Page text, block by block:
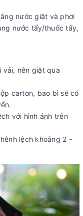
nước giặt và phơi
nước tẩy/thuốc tẩy,
vải, nên giặt qua
carton, bao bì sẽ có
với hình ảnh trên
lệch khoảng 2 -